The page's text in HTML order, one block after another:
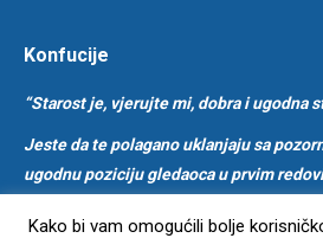
Konfucije
“Starost je, vjerujte mi, dobra i ugodna
Jeste da te polagano uklanjaju sa
ugodnu poziciju gledaoca u prvim
Kako bi vam omogućili bolje